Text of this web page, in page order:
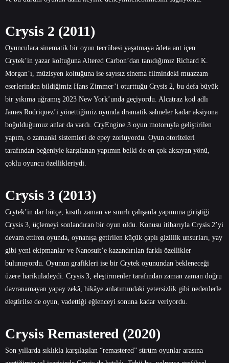
Crysis 2 (2011)
Oyunculara sinematik bir oyun tecrübesi yaşatmaya âdeta ant içen
Crytek’in yazar koltuğuna Altered Carbon’dan tanıdığımız Richard K.
Morgan’ı, müzisyen koltuğuna ise sayısız sinema filmindeki muazzam
eserlerinden bildiğimiz Hans Zimmer’i oturttuğu Crysis 2, bu defa büyük
bir yıkıma uğramış 2023 New York’unda geçiyordu. Alcatraz kod adlı
James Rodriquez’i yönettiğimiz oyunda dramatik sahneler kadar aksiyona
boğulduğumuz anlar da vardı. CryEngine 3 oyun motoruyla geliştirilen
yapım, o zamanki sistemleri de epey zorluyordu. Oyun otoriteleri
tarafından beğeniyle karşılanan yapımın belki de en çok aksayan yönü,
çoklu oyuncu özellikleriydi.
Crysis 3 (2013)
Crytek’in dar bütçe, kısıtlı zaman ve sınırlı çalışanla yapımına giriştiği
Crysis 3, üçlemeyi sonlandıran bir oyun oldu. Konusu itibarıyla Crysis 2’yi
devam ettiren oyunda, oynanışa getirilen küçük çaplı gizlilik unsurları, yay
gibi yeni ekipmanlar ve Nanosuit’e kazandırılan farklı özellikler
bulunuyordu. Oyunun grafikleri ise bir Crytek oyunundan bekleneceği
üzere harikuladeydi. Crysis 3, eleştirmenler tarafından zaman zaman doğru
davranamayan yapay zekâ, hikâye anlatımındaki yetersizlik gibi nedenlerle
eleştirilse de oyun, vadettiği eğlenceyi sonuna kadar veriyordu.
Crysis Remastered (2020)
Son yıllarda sıklıkla karşılaşılan “remastered” sürüm oyunlar arasına